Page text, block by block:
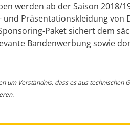
werden ab der Saison 2018/
und Präsentationskleidung von
Paket sichert dem
Bandenwerbung sowie
um Verständnis, dass es aus technischen